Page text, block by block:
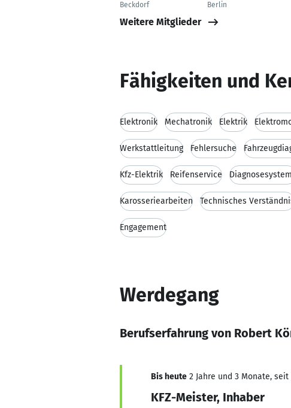
Beckdorf
Berlin
Weitere Mitglieder
Fähigkeiten und
Elektronik Mechatronik Elektrik
Werkstattleitung Fehlersuche
Kfz-Elektrik Reifenservice
Karosseriearbeiten Technisches
Engagement
Werdegang
Berufserfahrung von Robert
Bis heute 2 Jahre und 3 Monate, seit
KFZ-Meister, Inhaber